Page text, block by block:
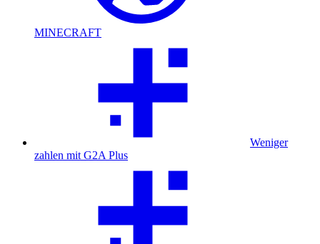
MINECRAFT
Weniger
zahlen mit G2A Plus